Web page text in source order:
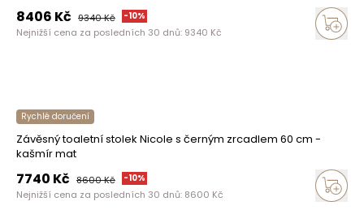
8406 Kč 9340Kč -10%
Nejnižší cena za posledních 30 dnů: 9340 Kč
Rychlé doručení
Závěsný toaletní stolek Nicole s černým zrcadlem 60 cm -
kašmír mat
7740 Kč 8600Kč -10%
Nejnižší cena za posledních 30 dnů: 8600 Kč